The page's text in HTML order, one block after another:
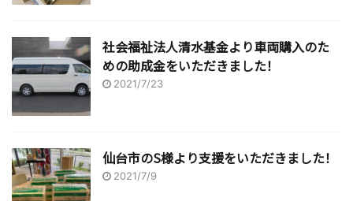
社会福祉法人清水基金より車両購入のた
めの助成金をいただきました！
2021/7/23
仙台市のS様より支援をいただきました！
2021/7/9